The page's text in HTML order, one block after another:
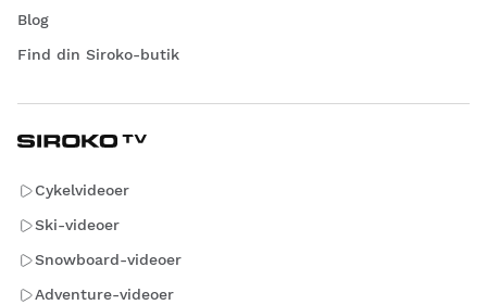
Blog
Find din Siroko-butik
Cykelvideoer
Ski-videoer
Snowboard-videoer
Adventure-videoer